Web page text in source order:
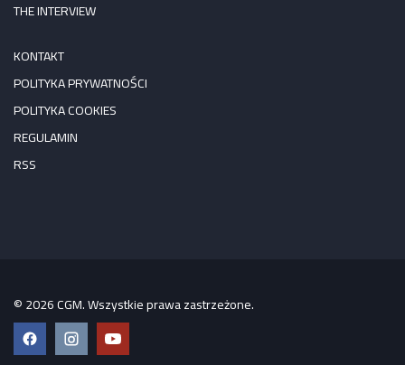
THE INTERVIEW
KONTAKT
POLITYKA PRYWATNOŚCI
POLITYKA COOKIES
REGULAMIN
RSS
© 2026 CGM. Wszystkie prawa zastrzeżone.
FacebookInstagramYouTube